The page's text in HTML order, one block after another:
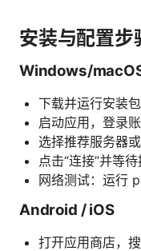
安装与配置步
Windows/
下载并运行安装包
启动应用，登录
选择推荐服务器
点击“连接”并等
网络测试：运行
Android / iOS
打开应用商店，